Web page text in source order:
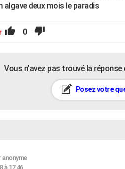
algave deux mois le paradis
0
Vous n’avez pas trouvé la
Posez votre
à 17:46